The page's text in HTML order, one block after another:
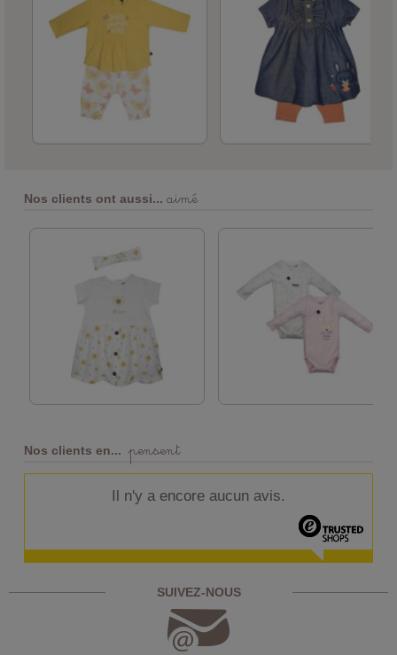
Nos clients ont aussi... aimé
Nos clients en... pensent
Il n'y a encore aucun avis.
SUIVEZ-NOUS